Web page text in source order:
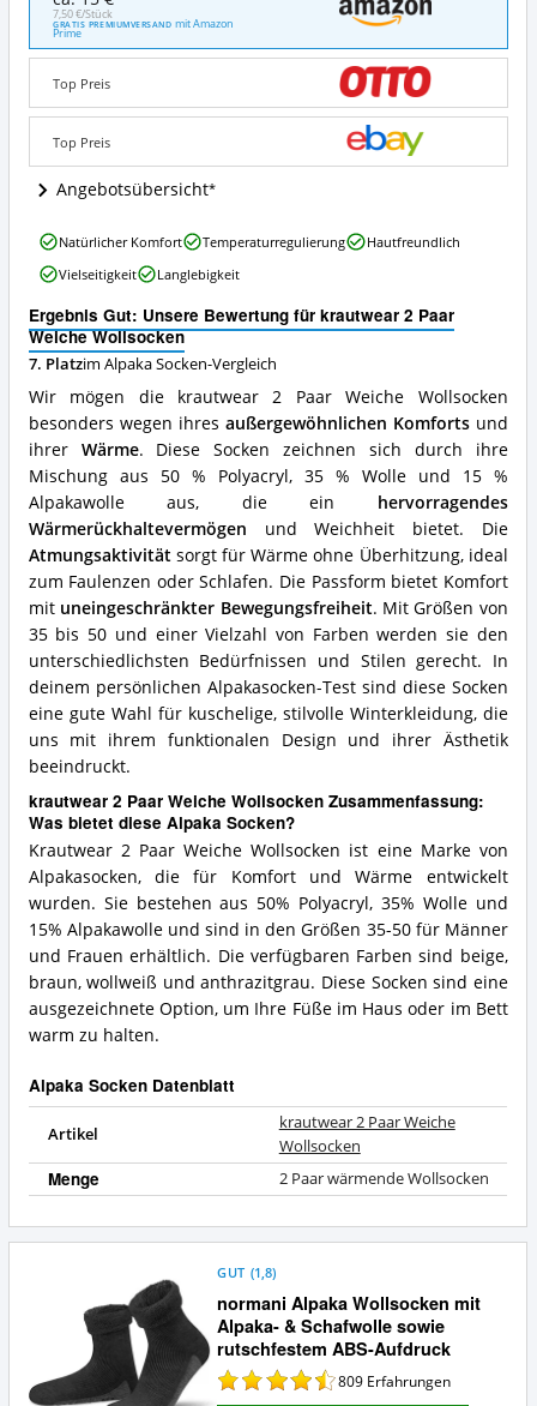
Paar
Weiche
Wollsocken
Angebote:
Wo
diese
Alpaka
Socken
7,50 €/Stück
GRATIS PREMIUMVERSAND mit Amazon
Prime
Top Preis
Top Preis
Angebotsübersicht
Ergebnis Gut: Unsere Bewertung für krautwear 2 Paar
Weiche Wollsocken
7. Platzim Alpaka Socken-Vergleich
Wir mögen die krautwear 2 Paar Weiche Wollsocken
besonders wegen ihres außergewöhnlichen Komfortsund
ihrer Wärme. Diese Socken zeichnen sich durch ihre
Mischung aus 50 % Polyacryl, 35 % Wolle und 15 %
Alpakawolle aus, die ein hervorragendes
Wärmerückhaltevermögen und Weichheit bietet. Die
Atmungsaktivitätsorgt für Wärme ohne Überhitzung, ideal
zum Faulenzen oder Schlafen. Die Passform bietet Komfort
mit uneingeschränkter Bewegungsfreiheit. Mit Größen von
35 bis 50 und einer Vielzahl von Farben werden sie den
unterschiedlichsten Bedürfnissen und Stilen gerecht. In
deinem persönlichen Alpakasocken-Test sind diese Socken
eine gute Wahl für kuschelige, stilvolle Winterkleidung, die
uns mit ihrem funktionalen Design und ihrer Ästhetik
beeindruckt.
krautwear 2 Paar Weiche Wollsocken Zusammenfassung:
Was bietet diese Alpaka Socken?
Krautwear 2 Paar Weiche Wollsocken ist eine Marke von
Alpakasocken, die für Komfort und Wärme entwickelt
wurden. Sie bestehen aus 50% Polyacryl, 35% Wolle und
15% Alpakawolle und sind in den Größen 35-50 für Männer
und Frauen erhältlich. Die verfügbaren Farben sind beige,
braun, wollweiß und anthrazitgrau. Diese Socken sind eine
ausgezeichnete Option, um Ihre Füße im Haus oder im Bett
warm zu halten.
Alpaka Socken Datenblatt
Artikel
krautwear 2 Paar Weiche
Wollsocken
Menge 2 Paar wärmende Wollsocken
krautwear
Paar
Wollsocken
Vorteile:
Was
spricht
für
diese
Alpaka
Socken?
Natürlicher Komfort Temperaturregulierung
Hautfreundlich
Vielseitigkeit
Langlebigkeit
normani Alpaka Wollsocken mit
Alpaka- & Schafwolle sowie
rutschfestem ABS-Aufdruck
GUT (1,8)
809 Erfahrungen